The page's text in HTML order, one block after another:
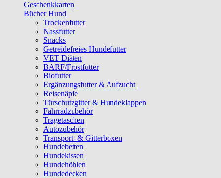
Geschenkkarten
Bücher Hund
Trockenfutter
Nassfutter
Snacks
Getreidefreies Hundefutter
VET Diäten
BARF/Frostfutter
Biofutter
Ergänzungsfutter & Aufzucht
Reisenäpfe
Türschutzgitter & Hundeklappen
Fahrradzubehör
Tragetaschen
Autozubehör
Transport- & Gitterboxen
Hundebetten
Hundekissen
Hundehöhlen
Hundedecken